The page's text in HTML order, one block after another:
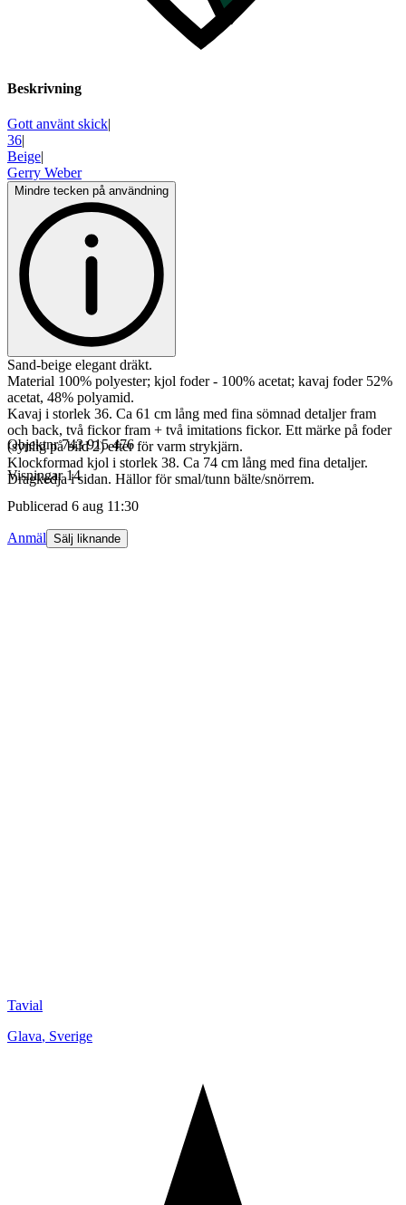
Beskrivning
Gott använt skick|
36|
Beige|
Gerry Weber
Mindre tecken på användning
Sand-beige elegant dräkt.
Material 100% polyester; kjol foder - 100% acetat; kavaj foder 52%
acetat, 48% polyamid.
Kavaj i storlek 36. Ca 61 cm lång med fina sömnad detaljer fram
och back, två fickor fram + två imitations fickor. Ett märke på foder
(synlig på bild 2) efter för varm strykjärn.
Klockformad kjol i storlek 38. Ca 74 cm lång med fina detaljer.
Dragkedja i sidan. Hällor för smal/tunn bälte/snörrem.
Objektnr 743 915 476
Visningar 14
Publicerad 6 aug 11:30
Anmäl Sälj liknande
Tavial
Glava, Sverige